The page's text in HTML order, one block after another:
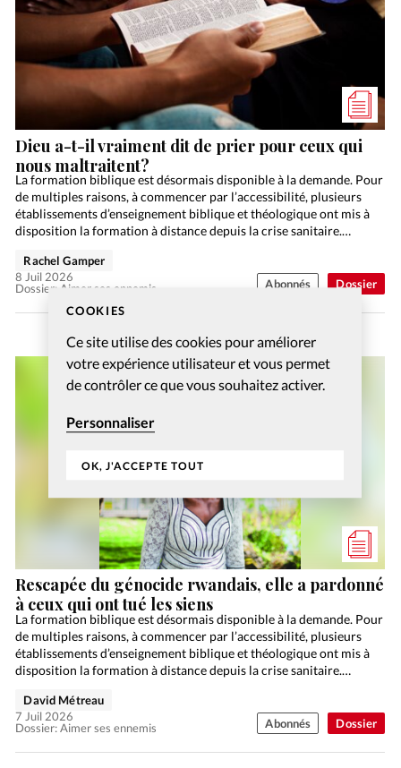
COOKIES
Ce site utilise des cookies pour améliorer
votre expérience utilisateur et vous permet
de contrôler ce que vous souhaitez activer.
Personnaliser
OK, J'ACCEPTE TOUT
Dossier
Dieu a-t-il vraiment dit de prier pour ceux qui
nous maltraitent?
La formation biblique est désormais disponible à la demande. Pour
de multiples raisons, à commencer par l’accessibilité, plusieurs
établissements d’enseignement biblique et théologique ont mis à
disposition la formation à distance depuis la crise sanitaire.…
Dossier: Aimer ses ennemis
Rachel Gamper
8 Juil 2026
Abonnés
Dossier
Rescapée du génocide rwandais, elle a pardonné
à ceux qui ont tué les siens
La formation biblique est désormais disponible à la demande. Pour
de multiples raisons, à commencer par l’accessibilité, plusieurs
établissements d’enseignement biblique et théologique ont mis à
disposition la formation à distance depuis la crise sanitaire.…
Dossier: Aimer ses ennemis
David Métreau
7 Juil 2026
Abonnés